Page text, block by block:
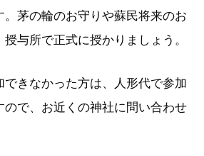
。茅の輪のお守りや蘇民将来のお
与所で正式に授かりましょう。
できなかった方は、人形代で参加
ので、お近くの神社に問い合わせ